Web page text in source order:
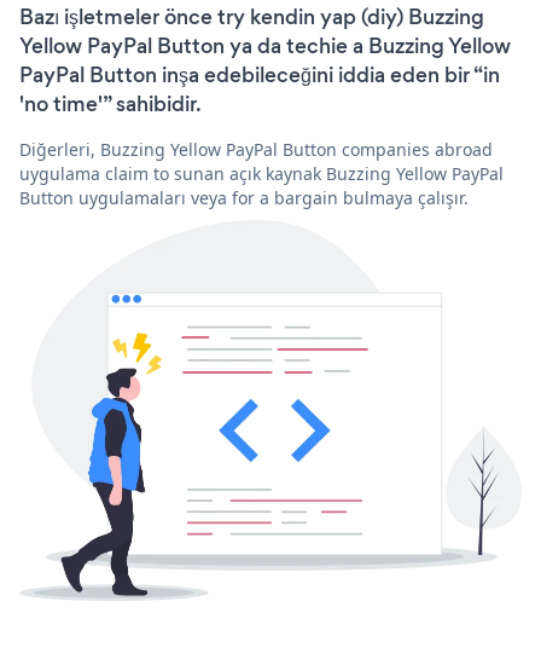
Bazı işletmeler önce try kendin yap (diy) Buzzing
Yellow PayPal Button ya da techie a Buzzing Yellow
PayPal Button inşa edebileceğini iddia eden bir “in
'no time'” sahibidir.
Diğerleri, Buzzing Yellow PayPal Button companies abroad
uygulama claim to sunan açık kaynak Buzzing Yellow PayPal
Button uygulamaları veya for a bargain bulmaya çalışır.